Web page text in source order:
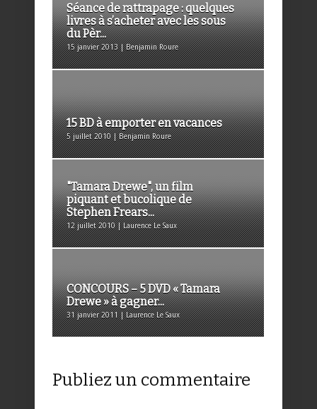
Séance de rattrapage : quelques
livres à s’acheter avec les sous
du Pèr...
15 janvier 2013 | Benjamin Roure
15 BD à emporter en vacances
5 juillet 2010 | Benjamin Roure
"Tamara Drewe", un film
piquant et bucolique de
Stephen Frears...
12 juillet 2010 | Laurence Le Saux
CONCOURS – 5 DVD « Tamara
Drewe » à gagner...
31 janvier 2011 | Laurence Le Saux
Publiez un commentaire